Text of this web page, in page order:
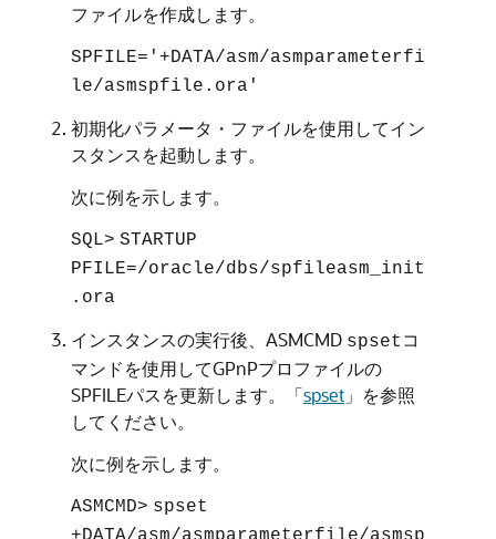
ファイルを作成します。
SPFILE='+DATA/asm/asmparameterfi
le/asmspfile.ora'
初期化パラメータ・ファイルを使用してイン
スタンスを起動します。
次に例を示します。
SQL> STARTUP
PFILE=/oracle/dbs/spfileasm_init
.ora
インスタンスの実行後、ASMCMD spset コ
マンドを使用してGPnPプロファイルの
SPFILEパスを更新します。
「spset 」 を参照
してください。
次に例を示します。
ASMCMD> spset